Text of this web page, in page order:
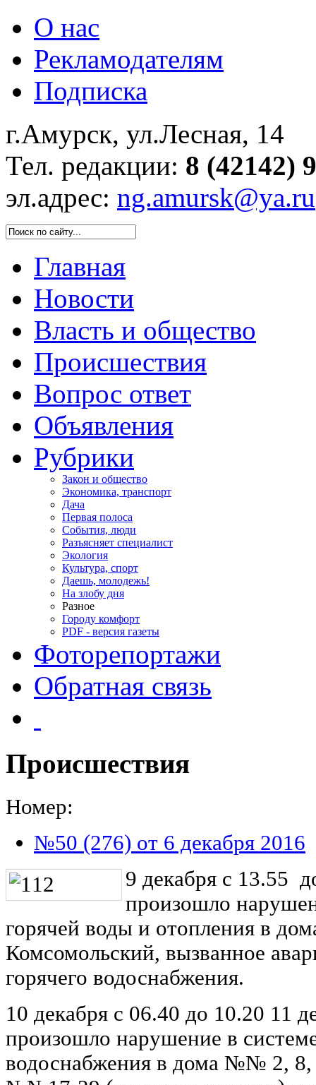
О нас
Рекламодателям
Подписка
г.Амурск, ул.Лесная, 14
Тел. редакции: 8 (42142)
эл.адрес: ng.amursk@ya.ru
Главная
Новости
Власть и общество
Происшествия
Вопрос ответ
Объявления
Рубрики
Закон и общество
Экономика, транспорт
Дача
Первая полоса
События, люди
Разъясняет специалист
Экология
Культура, спорт
Даешь, молодежь!
На злобу дня
Разное
Городу комфорт
PDF - версия газеты
Фоторепортажи
Обратная связь
Происшествия
Номер:
№50 (276) от 6 декабря 2016
9 декабря с 13.55
произошло
горячей воды и отопления в
Комсомольский, вызванное
горячего водоснабжения.
10 декабря с 06.40 до 10.20 11
произошло нарушение в
водоснабжения в дома №№ 2,